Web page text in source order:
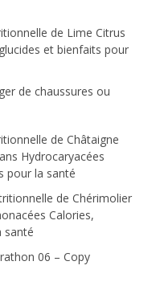
de Lime Citrus
et bienfaits pour
de chaussures ou
de Châtaigne
Hydrocaryacées
pour la santé
de Chérimolier
Calories,
santé
06 – Copy